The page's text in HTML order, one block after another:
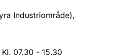
Industriområde),
Kl. 07.30 - 15.30